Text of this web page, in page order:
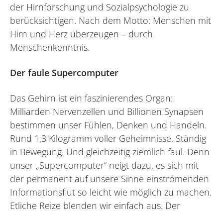
der Hirnforschung und Sozialpsychologie zu
berücksichtigen. Nach dem Motto: Menschen mit
Hirn und Herz überzeugen – durch
Menschenkenntnis.
Der faule Supercomputer
Das Gehirn ist ein faszinierendes Organ:
Milliarden Nervenzellen und Billionen Synapsen
bestimmen unser Fühlen, Denken und Handeln.
Rund 1,3 Kilogramm voller Geheimnisse. Ständig
in Bewegung. Und gleichzeitig ziemlich faul. Denn
unser „Supercomputer“ neigt dazu, es sich mit
der permanent auf unsere Sinne einströmenden
Informationsflut so leicht wie möglich zu machen.
Etliche Reize blenden wir einfach aus. Der